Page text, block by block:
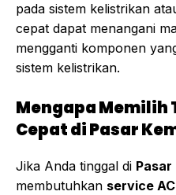
pada sistem kelistrikan
cepat dapat menangani
mengganti komponen
sistem kelistrikan.
Mengapa Memilih
Cepat di Pasar
Jika Anda tinggal di Pasar
membutuhkan service